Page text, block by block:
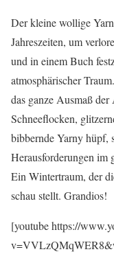
Der kleine wollige
Jahreszeiten, um
und in einem Buch
atmosphärischer
das ganze Ausmaß
Schneeflocken,
bibbernde Yarny hüpf,
Herausforderungen im
Ein Wintertraum, der
schau stellt. Grandios!
[youtube https://